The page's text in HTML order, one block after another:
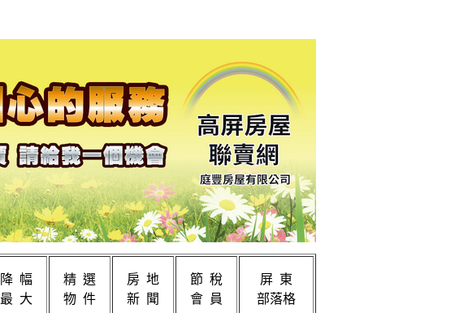
降 幅
最 大
精 選
物 件
房 地
新 聞
節 稅
會 員
屏 東
部落格